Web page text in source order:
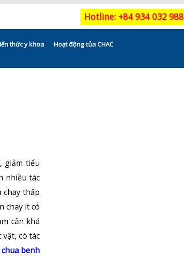
Hotline: +84 934 032 988
Hô hấp
hóa
thức y khoa
Hoạt động của CHAC
giảm tiểu
nhiều tác
chay thấp
chay ít có
cân khá
có tác
chua benh